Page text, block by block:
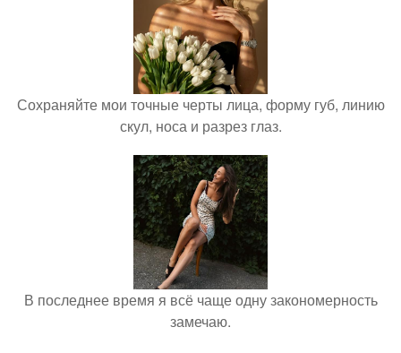
Сохраняйте мои точные черты лица, форму губ, линию
скул, носа и разрез глаз.
В последнее время я всё чаще одну закономерность
замечаю.